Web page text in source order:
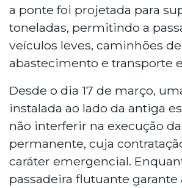
a ponte foi projetada para
toneladas, permitindo a
veículos leves, caminhões de
abastecimento e transporte
Desde o dia 17 de março,
instalada ao lado da antiga
não interferir na execução
permanente, cuja
caráter emergencial.
passadeira flutuante garante